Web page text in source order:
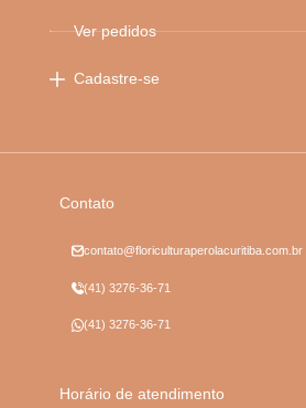
Ver pedidos
Cadastre-se
Contato
contato@floriculturaperolacuritiba.com.br
(41) 3276-36-71
(41) 3276-36-71
Horário de atendimento